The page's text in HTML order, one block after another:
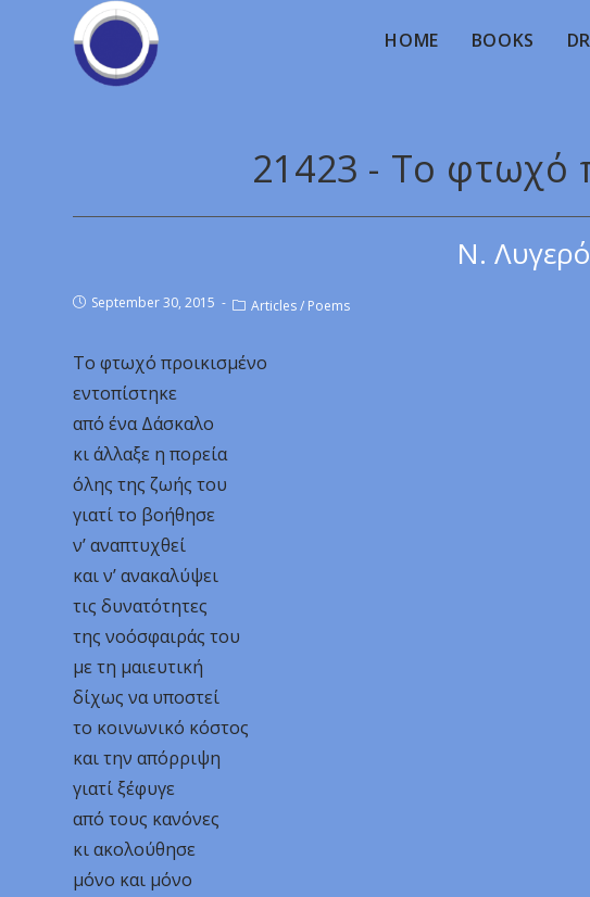
HOME BOOKS
21423 - Το φτωχό
Ν.
September 30, 2015 Articles/ Poems
Το φτωχό προικισμένο
εντοπίστηκε
από ένα Δάσκαλο
κι άλλαξε η πορεία
όλης της ζωής του
γιατί το βοήθησε
ν’ αναπτυχθεί
και ν’ ανακαλύψει
τις δυνατότητες
της νοόσφαιράς του
με τη μαιευτική
δίχως να υποστεί
το κοινωνικό κόστος
και την απόρριψη
γιατί ξέφυγε
από τους κανόνες
κι ακολούθησε
μόνο και μόνο